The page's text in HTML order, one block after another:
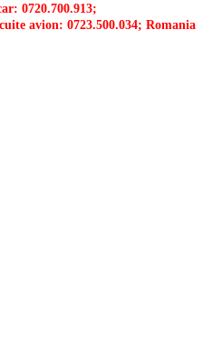
0720.700.913;
avion: 0723.500.034; Romania